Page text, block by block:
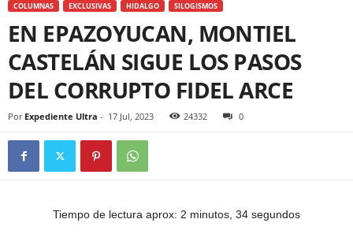
COLUMNAS EXCLUSIVAS HIDALGO SILOGISMOS
EN EPAZOYUCAN, MONTIEL
CASTELÁN SIGUE LOS PASOS
DEL CORRUPTO FIDEL ARCE
Por Expediente Ultra - 17 Jul, 2023 24332 0
Tiempo de lectura aprox: 2 minutos, 34 segundos